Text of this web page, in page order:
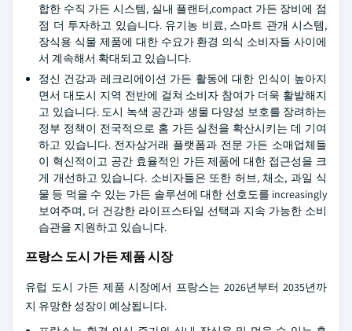
합한 수직 가든 시스템, 실내 플랜터,compact 가든 장비에 점
점 더 투자하고 있습니다. 유기농 비료, 스마트 관개 시스템,
장식용 식물 제품에 대한 수요가 환경 의식 소비자들 사이에
서 계속해서 확대되고 있습니다.
정신 건강과 레크리에이션 가든 활동에 대한 인식이 높아지
면서 대도시 지역 전반에 걸쳐 소비자 참여가 더욱 활발해지
고 있습니다. 도시 녹색 공간과 생물 다양성 보호를 장려하는
정부 정책이 전국적으로 홈 가든 실천을 확산시키는 데 기여
하고 있습니다. 전자상거래 플랫폼과 전문 가든 소매업체들
이 혁신적이고 공간 효율적인 가든 제품에 대한 접근성을 크
게 개선하고 있습니다. 소비자들은 또한 허브, 채소, 과일 식
물 등 먹을 수 있는 가든 솔루션에 대한 선호도를 increasingly
보여주며, 더 건강한 라이프스타일 선택과 지속 가능한 소비
습관을 지원하고 있습니다.
프랑스 도시 가든 제품 시장
유럽 도시 가든 제품 시장에서 프랑스는 2026년부터 2035년까
지 유망한 성장이 예상됩니다.